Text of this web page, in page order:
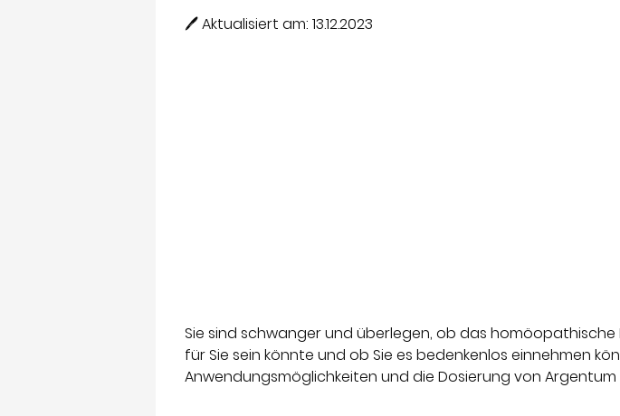
🖊 Aktualisiert am: 13.12.2023
Sie sind schwanger und überlegen, ob das
für Sie sein könnte und ob Sie es bedenkenlos einnehmen
Anwendungsmöglichkeiten und die Dosierung von